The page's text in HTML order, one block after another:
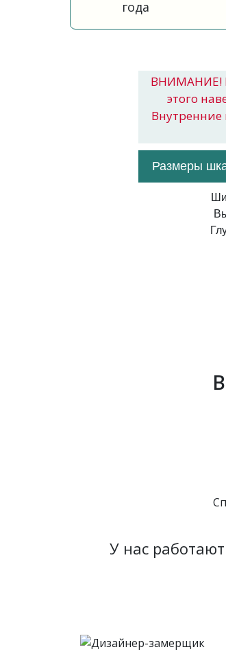
года
ВНИМАНИЕ!
этого
Размеры
У нас